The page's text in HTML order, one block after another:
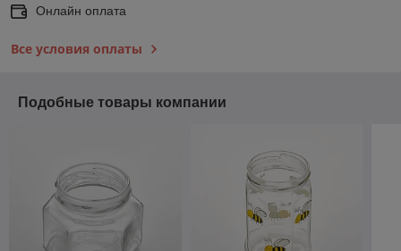
Онлайн оплата
Все условия оплаты
Подобные товары компании